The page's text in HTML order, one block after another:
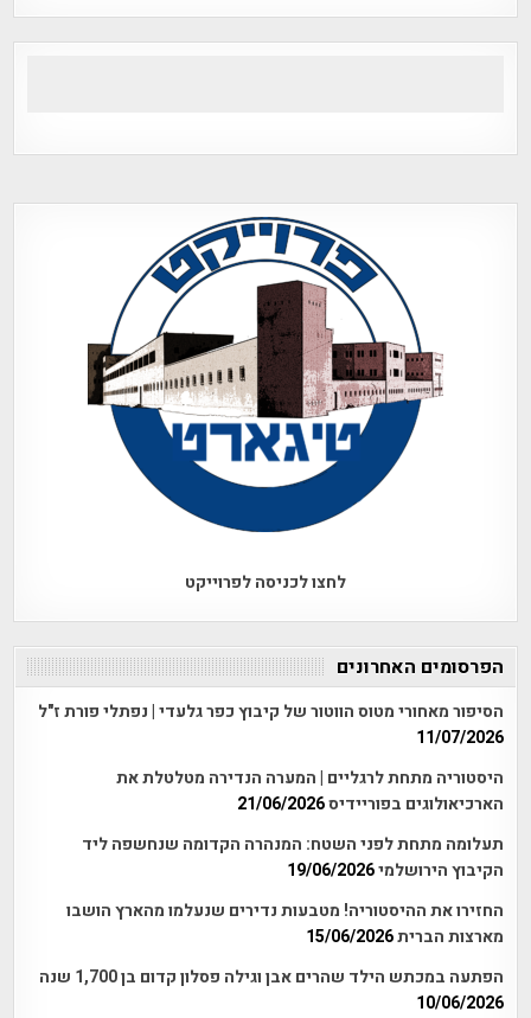
לחצו לכניסה לפרוייקט
הפרסומים האחרונים
הסיפור מאחורי מטוס הווטור של קיבוץ כפר גלעדי | נפתלי פורת ז"ל
11/07/2026
היסטוריה מתחת לרגליים | המערה הנדירה מטלטלת את
הארכיאולוגים בפוריידיס21/06/2026
תעלומה מתחת לפני השטח: המנהרה הקדומה שנחשפה ליד
הקיבוץ הירושלמי19/06/2026
החזירו את ההיסטוריה! מטבעות נדירים שנעלמו מהארץ הושבו
מארצות הברית15/06/2026
הפתעה במכתש הילד שהרים אבן וגילה פסלון קדום בן 1,700 שנה
10/06/2026